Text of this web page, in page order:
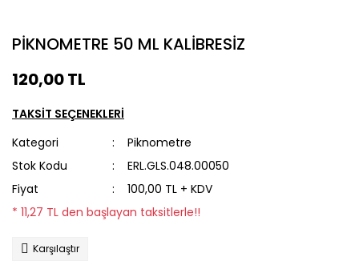
PİKNOMETRE 50 ML KALİBRESİZ
120,00 TL
TAKSİT SEÇENEKLERİ
Kategori
Piknometre
Stok Kodu
ERL.GLS.048.00050
Fiyat
100,00 TL + KDV
* 11,27 TL den başlayan taksitlerle!!
Karşılaştır